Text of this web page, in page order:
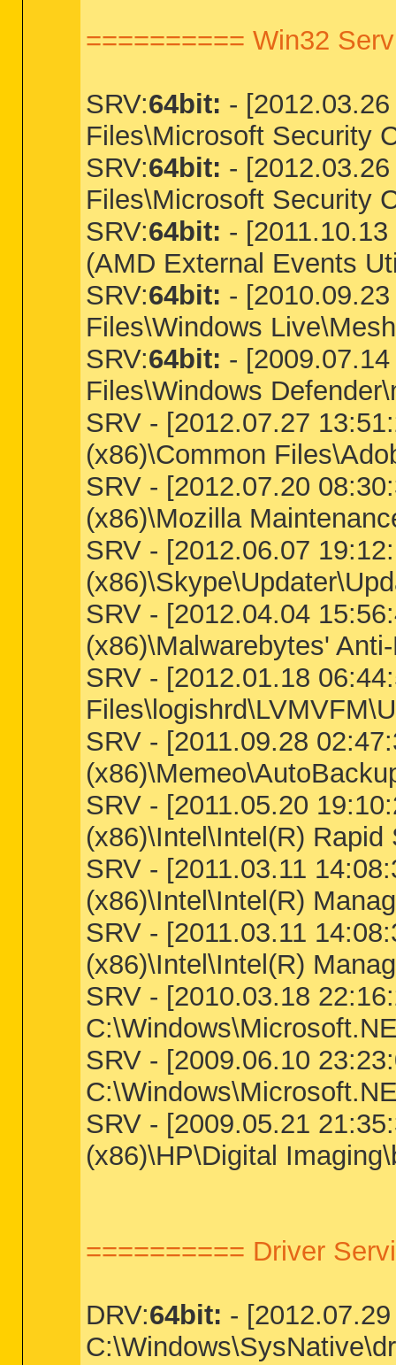
========== Win32
SRV:64bit: -
Files\Microsoft Security
SRV:64bit: -
Files\Microsoft Security
SRV:64bit: -
(AMD External Events
SRV:64bit: -
Files\Windows
SRV:64bit: -
Files\Windows
SRV - [2012.07.27
(x86)\Common
SRV - [2012.07.20
(x86)\Mozilla
SRV - [2012.06.07
SRV - [2012.04.04
(x86)\Malwarebytes'
SRV - [2012.01.18
SRV - [2011.09.28
SRV - [2011.05.20
(x86)\Intel\Intel(R)
SRV - [2011.03.11
(x86)\Intel\Intel(R)
SRV - [2011.03.11
(x86)\Intel\Intel(R)
SRV - [2010.03.18
SRV - [2009.06.10
SRV - [2009.05.21
(x86)\HP\Digital
========== Driver
DRV:64bit: -